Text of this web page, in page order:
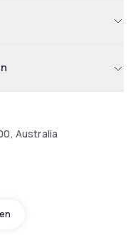
Australia